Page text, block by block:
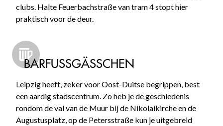
clubs. Halte Feuerbachstraße van tram 4 stopt hier
praktisch voor de deur.
BARFUSSGÄSSCHEN
Leipzig heeft, zeker voor Oost-Duitse begrippen, best
een aardig stadscentrum. Zo heb je de geschiedenis
rondom de val van de Muur bij de Nikolaikirche en de
Augustusplatz, op de Petersstraße kun je uitgebreid